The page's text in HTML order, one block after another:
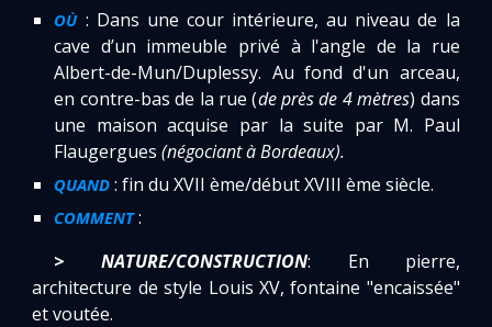
OÙ : Dans une cour intérieure, au niveau de la
cave d’un immeuble privé à l'angle de la rue
Albert-de-Mun/Duplessy. Au fond d'un arceau,
en contre-bas de la rue (de près de 4 mètres) dans
une maison acquise par la suite par M. Paul
Flaugergues(négociant à Bordeaux).
QUAND: fin du XVII ème/début XVIII ème siècle.
COMMENT:
>NATURE/CONSTRUCTION: En pierre,
architecture de style Louis XV, fontaine "encaissée"
et voutée.